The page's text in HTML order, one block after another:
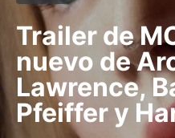
Trailer de
nuevo de
Lawrence,
Pfeiffer y